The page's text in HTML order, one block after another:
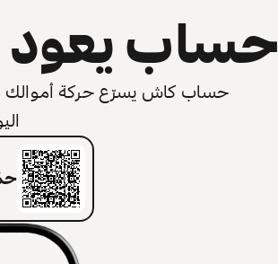
حساب يعود
حساب كاش يسرّع حركة أموالك